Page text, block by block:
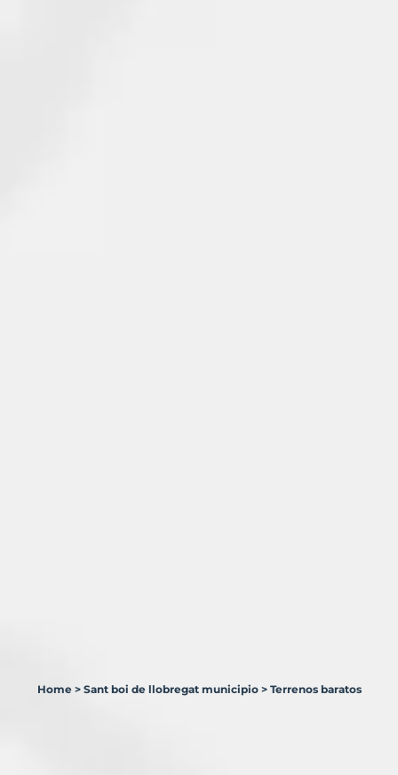
Home > Sant boi de llobregat municipio > Terrenos baratos